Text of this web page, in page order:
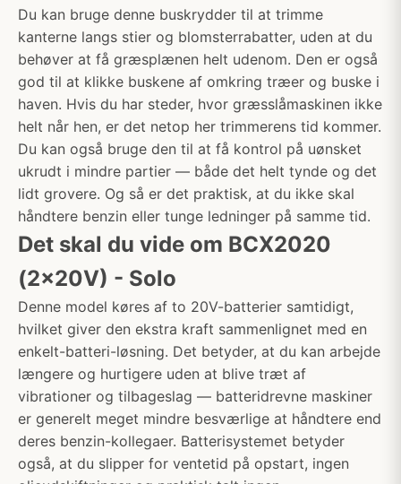
Du kan bruge denne buskrydder til at trimme
kanterne langs stier og blomsterrabatter, uden at du
behøver at få græsplænen helt udenom. Den er også
god til at klikke buskene af omkring træer og buske i
haven. Hvis du har steder, hvor græsslåmaskinen ikke
helt når hen, er det netop her trimmerens tid kommer.
Du kan også bruge den til at få kontrol på uønsket
ukrudt i mindre partier — både det helt tynde og det
lidt grovere. Og så er det praktisk, at du ikke skal
håndtere benzin eller tunge ledninger på samme tid.
Det skal du vide om BCX2020
(2x20V) - Solo
Denne model køres af to 20V-batterier samtidigt,
hvilket giver den ekstra kraft sammenlignet med en
enkelt-batteri-løsning. Det betyder, at du kan arbejde
længere og hurtigere uden at blive træt af
vibrationer og tilbageslag — batteridrevne maskiner
er generelt meget mindre besværlige at håndtere end
deres benzin-kollegaer. Batterisystemet betyder
også, at du slipper for ventetid på opstart, ingen